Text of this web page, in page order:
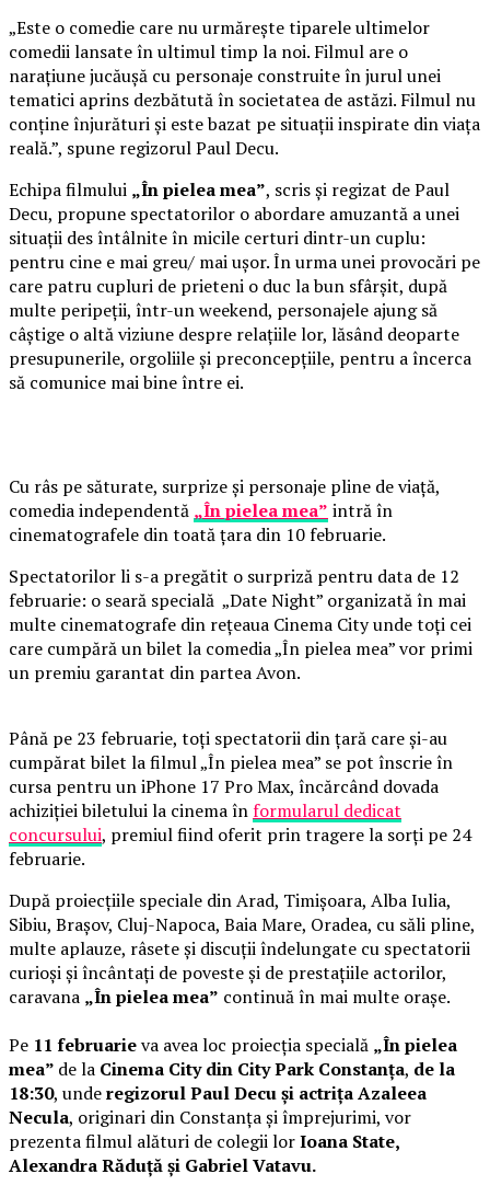
„Este o comedie care nu urmărește tiparele ultimelor
comedii lansate în ultimul timp la noi. Filmul are o
narațiune jucăușă cu personaje construite în jurul unei
tematici aprins dezbătută în societatea de astăzi. Filmul nu
conține înjurături și este bazat pe situații inspirate din viața
reală.”, spune regizorul Paul Decu.
Echipa filmului „În pielea mea”, scris și regizat de Paul
Decu, propune spectatorilor o abordare amuzantă a unei
situații des întâlnite în micile certuri dintr-un cuplu:
pentru cine e mai greu/ mai ușor. În urma unei provocări pe
care patru cupluri de prieteni o duc la bun sfârșit, după
multe peripeții, într-un weekend, personajele ajung să
câștige o altă viziune despre relațiile lor, lăsând deoparte
presupunerile, orgoliile și preconcepțiile, pentru a încerca
să comunice mai bine între ei.
Cu râs pe săturate, surprize și personaje pline de viață,
comedia independentă „În pielea mea” intră în
cinematografele din toată țara din 10 februarie.
Spectatorilor li s-a pregătit o surpriză pentru data de 12
februarie: o seară specială „Date Night” organizată în mai
multe cinematografe din rețeaua Cinema City unde toți cei
care cumpără un bilet la comedia „În pielea mea” vor primi
un premiu garantat din partea Avon.
Până pe 23 februarie, toți spectatorii din țară care și-au
cumpărat bilet la filmul „În pielea mea” se pot înscrie în
cursa pentru un iPhone 17 Pro Max, încărcând dovada
achiziției biletului la cinema înformularul dedicat
concursului, premiul fiind oferit prin tragere la sorți pe 24
februarie.
După proiecțiile speciale din Arad, Timișoara, Alba Iulia,
Sibiu, Brașov, Cluj-Napoca, Baia Mare, Oradea, cu săli pline,
multe aplauze, râsete și discuții îndelungate cu spectatorii
curioși și încântați de poveste și de prestațiile actorilor,
caravana „În pielea mea” continuă în mai multe orașe.
Pe 11 februarieva avea loc proiecția specială „În pielea
mea” de la Cinema City din City Park Constanța, de la
18:30, underegizorul Paul Decu și actrița Azaleea
Necula, originari din Constanța și împrejurimi, vor
prezenta filmul alături de colegii lorIoana State,
Alexandra Răduță și Gabriel Vatavu.